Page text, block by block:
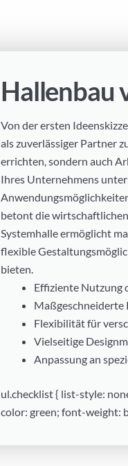
Hallenbau
Von der ersten
als zuverlässiger Partner
errichten, sondern auch
Ihres Unternehmens
betont die
Systemhalle ermöglicht
flexible
bieten.
Effiziente Nutzung
Maßgeschneiderte
Flexibilität für
Vielseitige
Anpassung an
ul.checklist { list-style:
color: green; font-weight: